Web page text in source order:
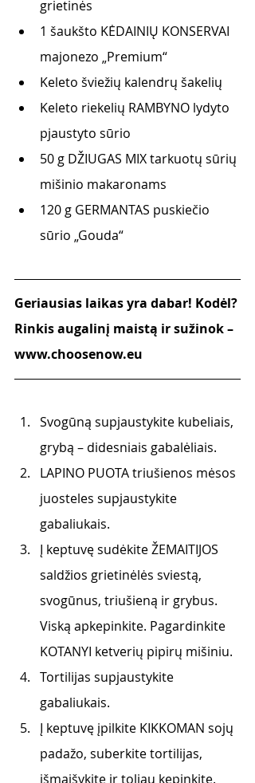
grietinės
1 šaukšto KĖDAINIŲ KONSERVAI
majonezo „Premium“
Keleto šviežių kalendrų šakelių
Keleto riekelių RAMBYNO lydyto
pjaustyto sūrio
50 g DŽIUGAS MIX tarkuotų sūrių
mišinio makaronams
120 g GERMANTAS puskiečio
sūrio „Gouda“
Geriausias laikas yra dabar! Kodėl?
Rinkis augalinį maistą ir sužinok –
www.choosenow.eu
Svogūną supjaustykite kubeliais,
grybą – didesniais gabalėliais.
LAPINO PUOTA triušienos mėsos
juosteles supjaustykite
gabaliukais.
Į keptuvę sudėkite ŽEMAITIJOS
saldžios grietinėlės sviestą,
svogūnus, triušieną ir grybus.
Viską apkepinkite. Pagardinkite
KOTANYI ketverių pipirų mišiniu.
Tortilijas supjaustykite
gabaliukais.
Į keptuvę įpilkite KIKKOMAN sojų
padažo, suberkite tortilijas,
išmaišykite ir toliau kepinkite.